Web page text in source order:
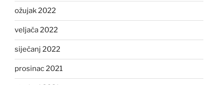
ožujak 2022
veljača 2022
siječanj 2022
prosinac 2021